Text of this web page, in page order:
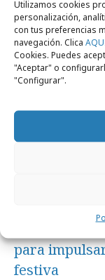
Utilizamos cookies
personalización,
con tus preferencias
navegación. Clica
Cookies. Puedes
"Aceptar" o
"Configurar".
Empresas y
El poder de
para
festiva